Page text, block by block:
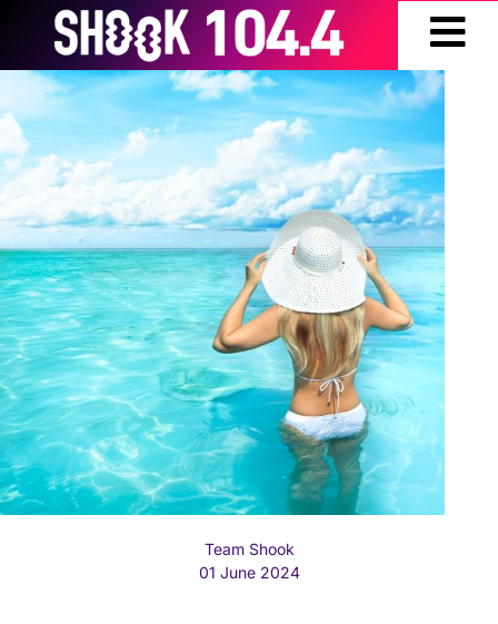
Team Shook
01 June 2024